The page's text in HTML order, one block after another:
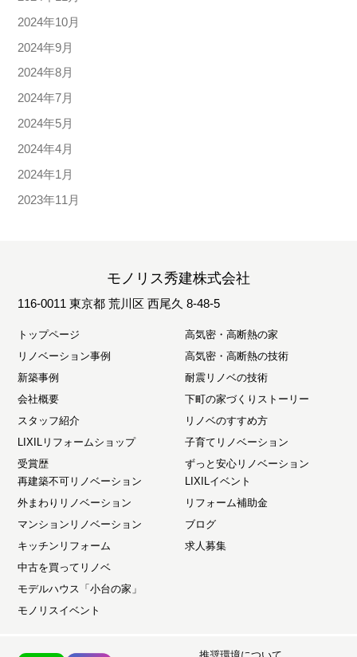
2024年10月
2024年9月
2024年8月
2024年7月
2024年5月
2024年4月
2024年1月
2023年11月
モノリス秀建株式会社
116-0011 東京都 荒川区 西尾久 8-48-5
トップページ
リノベーション事例
新築事例
会社概要
スタッフ紹介
LIXILリフォームショップ
受賞歴
高気密・高断熱の家
高気密・高断熱の技術
耐震リノベの技術
下町の家づくりストーリー
リノベのすすめ方
子育てリノベーション
ずっと安心リノベーション
再建築不可リノベーション
外まわりリノベーション
マンションリノベーション
キッチンリフォーム
中古を買ってリノベ
モデルハウス「小台の家」
モノリスイベント
LIXILイベント
リフォーム補助金
ブログ
求人募集